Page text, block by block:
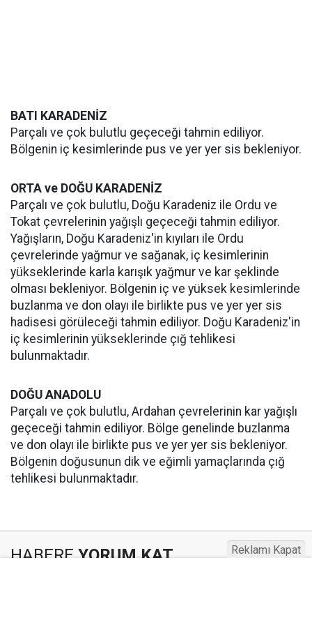
BATI KARADENİZ
Parçalı ve çok bulutlu geçeceği tahmin ediliyor.
Bölgenin iç kesimlerinde pus ve yer yer sis bekleniyor.
ORTA ve DOĞU KARADENİZ
Parçalı ve çok bulutlu, Doğu Karadeniz ile Ordu ve
Tokat çevrelerinin yağışlı geçeceği tahmin ediliyor.
Yağışların, Doğu Karadeniz'in kıyıları ile Ordu
çevrelerinde yağmur ve sağanak, iç kesimlerinin
yükseklerinde karla karışık yağmur ve kar şeklinde
olması bekleniyor. Bölgenin iç ve yüksek kesimlerinde
buzlanma ve don olayı ile birlikte pus ve yer yer sis
hadisesi görüleceği tahmin ediliyor. Doğu Karadeniz'in
iç kesimlerinin yükseklerinde çığ tehlikesi
bulunmaktadır.
DOĞU ANADOLU
Parçalı ve çok bulutlu, Ardahan çevrelerinin kar yağışlı
geçeceği tahmin ediliyor. Bölge genelinde buzlanma
ve don olayı ile birlikte pus ve yer yer sis bekleniyor.
Bölgenin doğusunun dik ve eğimli yamaçlarında çığ
tehlikesi bulunmaktadır.
HABEREYORUM KAT Reklamı Kapat